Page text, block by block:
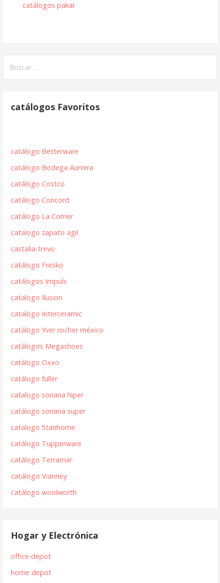
catálogos pakar
catálogos Favoritos
catálogo Betterware
catálogo Bodega Aurrera
catálogo Costco
catálogo Concord
catálogo La Comer
catalogo zapato agil
castalia-trevo
catálogo Fresko
catálogos Impuls
catalogo Ilusion
catalogo Interceramic
catálogo Yver rocher méxico
catálogos Megashoes
catálogo Oxxo
catálogo fuller
catalogo soriana hiper
catálogo soriana super
catalogo Stanhome
catálogo Tupperware
catálogo Terramar
catálogo Vianney
catálogo woolworth
Hogar y Electrónica
office depot
home depot